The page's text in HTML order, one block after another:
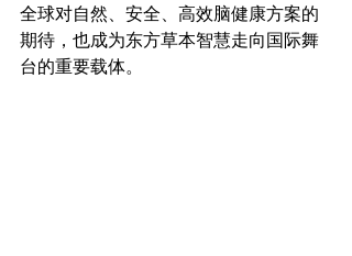
全球对自然、安全、高效脑健康方案的
期待，也成为东方草本智慧走向国际舞
台的重要载体。